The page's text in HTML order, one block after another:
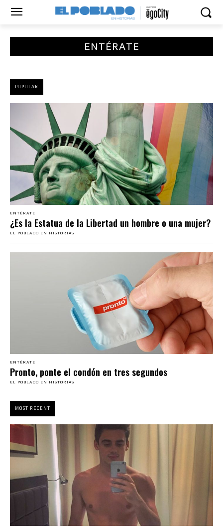
ENTÉRATE
POPULAR
ENTÉRATE
¿Es la Estatua de la Libertad un hombre o una mujer?
EL POBLADO EN HISTORIAS
ENTÉRATE
Pronto, ponte el condón en tres segundos
EL POBLADO EN HISTORIAS
MOST RECENT